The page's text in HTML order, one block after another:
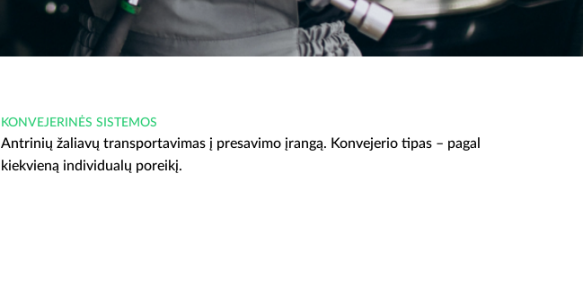
KONVEJERINĖS SISTEMOS
Antrinių žaliavų transportavimas į presavimo įrangą. Konvejerio tipas – pagal
kiekvieną individualų poreikį.